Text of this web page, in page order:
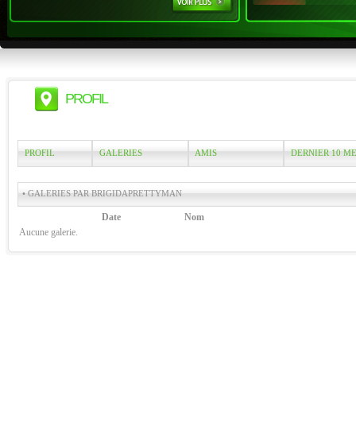
PROFIL
PROFIL GALERIES AMIS DERNIER 10
• GALERIES PAR BRIGIDAPRETTYMAN
Date
Nom
Aucune galerie.